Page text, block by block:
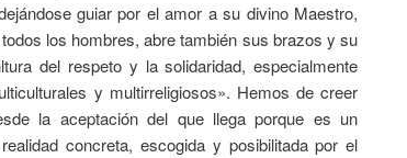
guiar por el amor a su divino Maestro,
los hombres, abre también sus brazos y su
del respeto y la solidaridad, especialmente
y multirreligiosos». Hemos de creer
la aceptación del que llega porque es un
concreta, escogida y posibilitada por el